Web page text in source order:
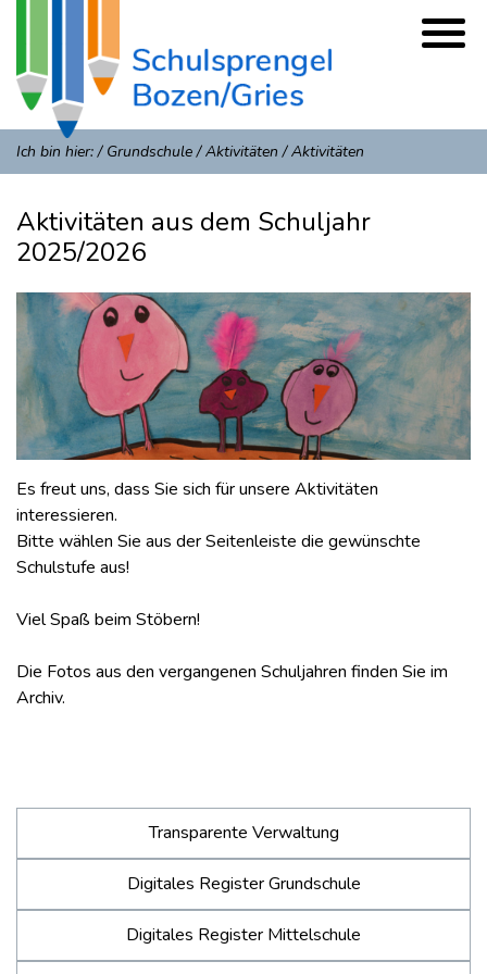
Ich bin hier:/ Grundschule/Aktivitäten /Aktivitäten
Aktivitäten aus dem Schuljahr
2025/2026
Es freut uns, dass Sie sich für unsere Aktivitäten
interessieren.
Bitte wählen Sie aus der Seitenleiste die gewünschte
Schulstufe aus!
Viel Spaß beim Stöbern!
Die Fotos aus den vergangenen Schuljahren finden Sie im
Archiv.
Transparente Verwaltung
Digitales Register Grundschule
Digitales Register Mittelschule